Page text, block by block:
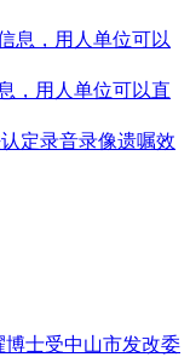
，用人单位可以直
定录音录像遗嘱效
博士受中山市发改委